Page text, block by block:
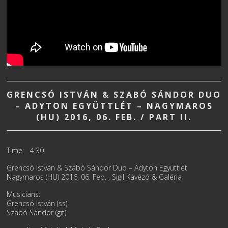
GRENCSÓ ISTVÁN & SZABÓ SÁNDOR DUO
– ADYTON EGYÜTTLÉT – NAGYMAROS
(HU) 2016, 06. FEB. / PART II.
Time: 4:30
Grencsó István & Szabó Sándor Duo – Adyton Együttlét
Nagymaros (HU) 2016, 06. Feb. , Sigil Kávézó & Galéria
Musicians:
Grencsó István (ss)
Szabó Sándor (git)